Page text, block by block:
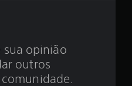
sua opinião
outros